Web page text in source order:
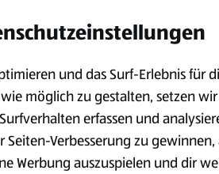
Spare 20 %
und das Surf-Erlebnis für
möglich zu gestalten, setzen wir
erfassen und
Seiten-Verbesserung zu gewinnen,
Werbung auszuspielen und dir